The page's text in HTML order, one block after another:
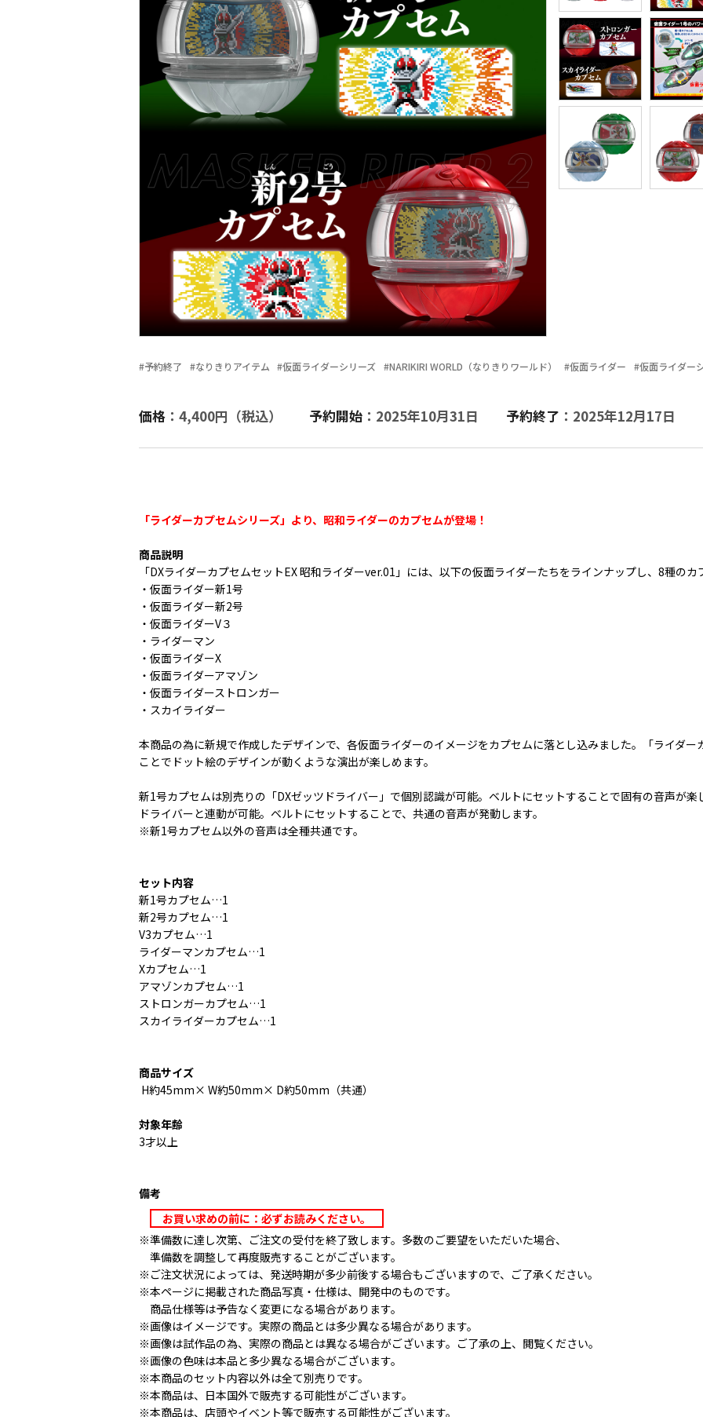
#予約終了 #なりきりアイテム #仮面ライダーシリーズ #NARIKIRI WORLD（なりきりワールド） #仮面ライダー #仮面ライダー
価格 ：4,400円（税込） 予約開始 ：2025年10月31日 予約終了 ：2025年12月17日
「ライダーカプセムシリーズ」より、昭和ライダーのカプセムが登場！
商品説明
「DXライダーカプセムセットEX 昭和ライダーver.01」には、以下の仮面ライダーたちをラインナップし、8種のカ
・仮面ライダー新1号
・仮面ライダー新2号
・仮面ライダーV３
・ライダーマン
・仮面ライダーX
・仮面ライダーアマゾン
・仮面ライダーストロンガー
・スカイライダー
本商品の為に新規で作成したデザインで、各仮面ライダーのイメージをカプセムに落とし込みました。「ライダ
ことでドット絵のデザインが動くような演出が楽しめます。
新1号カプセムは別売りの「DXゼッツドライバー」で個別認識が可能。ベルトにセットすることで固有の音声が
ドライバーと連動が可能。ベルトにセットすることで、共通の音声が発動します。
※新1号カプセム以外の音声は全種共通です。
セット内容
新1号カプセム…1
新2号カプセム…1
V3カプセム…1
ライダーマンカプセム…1
Xカプセム…1
アマゾンカプセム…1
ストロンガーカプセム…1
スカイライダーカプセム…1
商品サイズ
H約45mm× W約50mm× D約50mm（共通）
対象年齢
3才以上
備考
お買い求めの前に：必ずお読みください。
※準備数に達し次第、ご注文の受付を終了致します。多数のご要望をいただいた場合、
準備数を調整して再度販売することがございます。
※ご注文状況によっては、発送時期が多少前後する場合もございますので、ご了承ください。
※本ページに掲載された商品写真・仕様は、開発中のものです。
商品仕様等は予告なく変更になる場合があります。
※画像はイメージです。実際の商品とは多少異なる場合があります。
※画像は試作品の為、実際の商品とは異なる場合がございます。ご了承の上、閲覧ください。
※画像の色味は本品と多少異なる場合がございます。
※本商品のセット内容以外は全て別売りです。
※本商品は、日本国外で販売する可能性がございます。
※本商品は、店頭やイベント等で販売する可能性がございます。